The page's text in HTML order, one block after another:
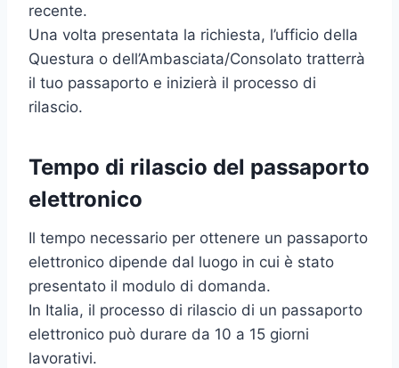
recente.
Una volta presentata la richiesta, l’ufficio della
Questura o dell’Ambasciata/Consolato tratterrà
il tuo passaporto e inizierà il processo di
rilascio.
Tempo di rilascio del passaporto
elettronico
Il tempo necessario per ottenere un passaporto
elettronico dipende dal luogo in cui è stato
presentato il modulo di domanda.
In Italia, il processo di rilascio di un passaporto
elettronico può durare da 10 a 15 giorni
lavorativi.